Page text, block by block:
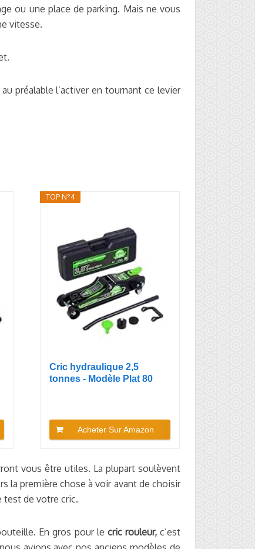
ou une place de parking. Mais ne vous
vitesse.
préalable l’activer en tournant ce levier
TOP N°4
Cric hydraulique 2,5
tonnes - Modèle Plat 80
Acheter Sur Amazon
vous être utiles. La plupart soulèvent
la première chose à voir avant de choisir
test de votre cric.
En gros pour le cric rouleur,c’est